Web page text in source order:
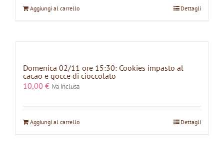
Aggiungi al carrello Dettagli
Domenica 02/11 ore 15:30: Cookies impasto al
cacao e gocce di cioccolato
10,00 € iva inclusa
Aggiungi al carrello Dettagli